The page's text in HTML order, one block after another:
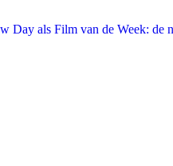
als Film van de Week: de